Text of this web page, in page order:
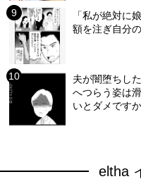
「私が絶対に
額を注ぎ自分
夫が闇堕ちし
へつらう姿は
いとダメです
eltha